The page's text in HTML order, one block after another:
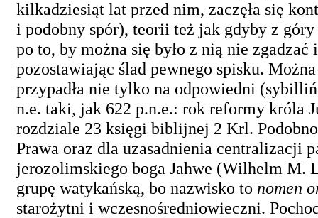
kilkadziesiąt lat przed nim, zaczęła się
i podobny spór), teorii też jak gdyby z
po to, by można się było z nią nie
pozostawiając ślad pewnego spisku.
przypadła nie tylko na odpowiedni
n.e. taki, jak 622 p.n.e.: rok reformy króla
rozdziale 23 księgi biblijnej 2 Krl.
Prawa oraz dla uzasadnienia centralizacji
jerozolimskiego boga Jahwe (Wilhelm M.
grupę watykańską, bo nazwisko to nomen
starożytni i wczesnośredniowieczni.